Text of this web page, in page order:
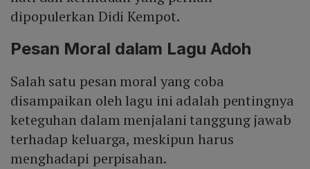
dipopulerkan Didi Kempot.
Pesan Moral dalam Lagu Adoh
Salah satu pesan moral yang coba
disampaikan oleh lagu ini adalah pentingnya
keteguhan dalam menjalani tanggung jawab
terhadap keluarga, meskipun harus
menghadapi perpisahan.